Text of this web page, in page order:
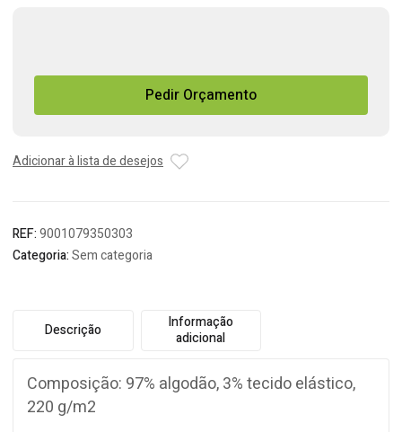
Fato
Beta
Fit
Pedir Orçamento
Adicionar à lista de desejos
REF:9001079350303
Categoria:Sem categoria
Descrição
Informação
adicional
Composição: 97% algodão, 3% tecido elástico,
220 g/m2